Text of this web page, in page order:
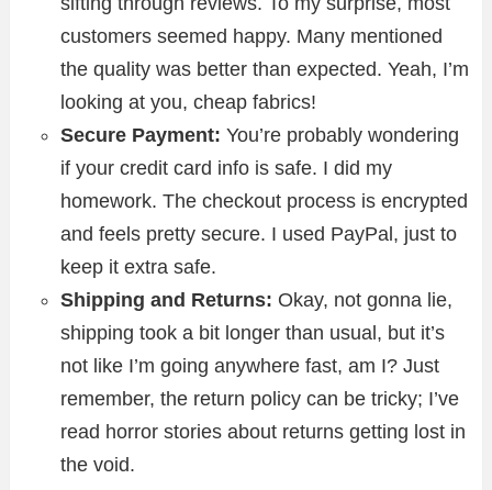
customers seemed happy. Many mentioned
the quality was better than expected. Yeah, I’m
looking at you, cheap fabrics!
Secure Payment: You’re probably wondering
if your credit card info is safe. I did my
homework. The checkout process is encrypted
and feels pretty secure. I used PayPal, just to
keep it extra safe.
Shipping and Returns: Okay, not gonna lie,
shipping took a bit longer than usual, but it’s
not like I’m going anywhere fast, am I? Just
remember, the return policy can be tricky; I’ve
read horror stories about returns getting lost in
the void.